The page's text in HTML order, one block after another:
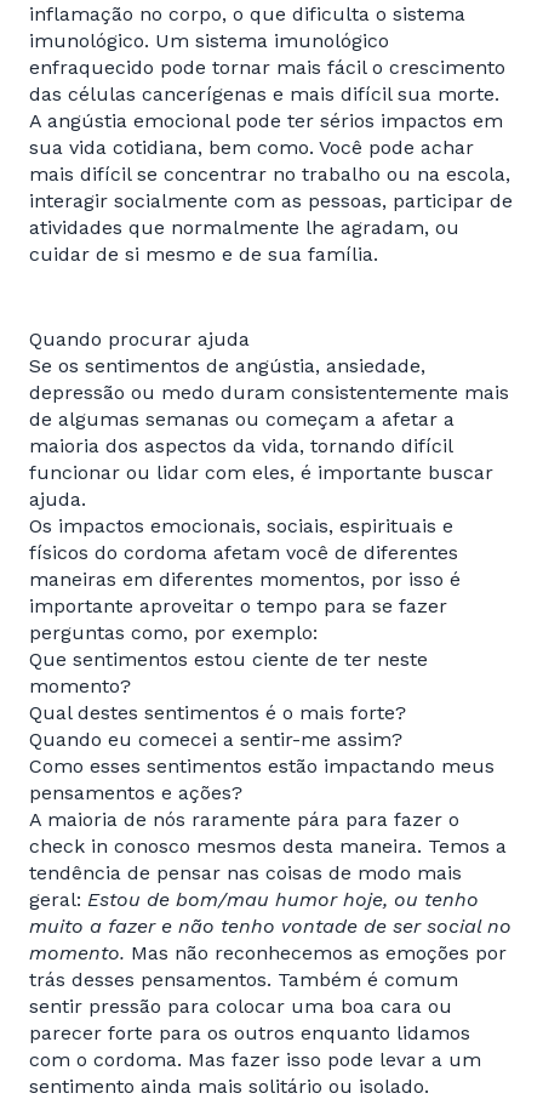
inflamação no corpo, o que dificulta o sistema
imunológico. Um sistema imunológico
enfraquecido pode tornar mais fácil o crescimento
das células cancerígenas e mais difícil sua morte.
A angústia emocional pode ter sérios impactos em
sua vida cotidiana, bem como. Você pode achar
mais difícil se concentrar no trabalho ou na escola,
interagir socialmente com as pessoas, participar de
atividades que normalmente lhe agradam, ou
cuidar de si mesmo e de sua família.
Quando procurar ajuda
Se os sentimentos de angústia, ansiedade,
depressão ou medo duram consistentemente mais
de algumas semanas ou começam a afetar a
maioria dos aspectos da vida, tornando difícil
funcionar ou lidar com eles, é importante buscar
ajuda.
Os impactos emocionais, sociais, espirituais e
físicos do cordoma afetam você de diferentes
maneiras em diferentes momentos, por isso é
importante aproveitar o tempo para se fazer
perguntas como, por exemplo:
Que sentimentos estou ciente de ter neste
momento?
Qual destes sentimentos é o mais forte?
Quando eu comecei a sentir-me assim?
Como esses sentimentos estão impactando meus
pensamentos e ações?
A maioria de nós raramente pára para fazer o
check in conosco mesmos desta maneira. Temos a
tendência de pensar nas coisas de modo mais
geral: Estou de bom/mau humor hoje, ou tenho
muito a fazer e não tenho vontade de ser social no
momento. Mas não reconhecemos as emoções por
trás desses pensamentos. Também é comum
sentir pressão para colocar uma boa cara ou
parecer forte para os outros enquanto lidamos
com o cordoma. Mas fazer isso pode levar a um
sentimento ainda mais solitário ou isolado.